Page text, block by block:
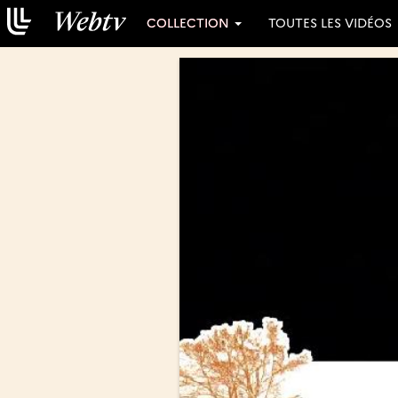
COLLECTION TOUTES LES VIDÉOS